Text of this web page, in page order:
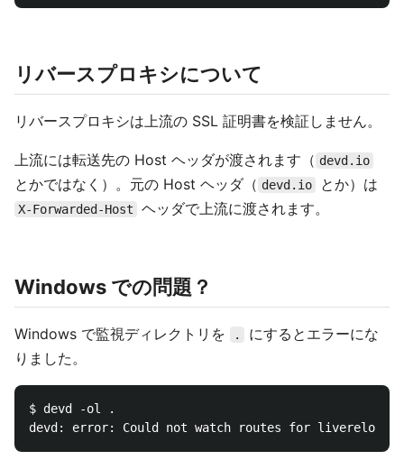
リバースプロキシについて
リバースプロキシは上流の SSL 証明書を検証しません。
上流には転送先の Host ヘッダが渡されます（ devd.io
とかではなく）。元の Host ヘッダ（ devd.io とか）は
X-Forwarded-Host ヘッダで上流に渡されます。
Windows での問題？
Windows で監視ディレクトリを .
にするとエラーにな
りました。
$ devd -ol .